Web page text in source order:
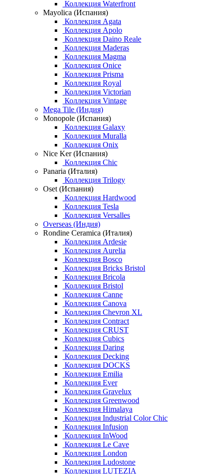
Коллекция Waterfront
Mayolica (Испания)
Коллекция Agata
Коллекция Apolo
Коллекция Daino Reale
Коллекция Maderas
Коллекция Magma
Коллекция Onice
Коллекция Prisma
Коллекция Royal
Коллекция Victorian
Коллекция Vintage
Mega Tile (Индия)
Monopole (Испания)
Коллекция Galaxy
Коллекция Muralla
Коллекция Onix
Nice Ker (Испания)
Коллекция Chic
Panaria (Италия)
Коллекция Trilogy
Oset (Испания)
Коллекция Hardwood
Коллекция Tesla
Коллекция Versalles
Overseas (Индия)
Rondine Ceramica (Италия)
Коллекция Ardesie
Коллекция Aurelia
Коллекция Bosco
Коллекция Bricks Bristol
Коллекция Bricola
Коллекция Bristol
Коллекция Canne
Коллекция Canova
Коллекция Chevron XL
Коллекция Contract
Коллекция CRUST
Коллекция Cubics
Коллекция Daring
Коллекция Decking
Коллекция DOCKS
Коллекция Emilia
Коллекция Ever
Коллекция Gravelux
Коллекция Greenwood
Коллекция Himalaya
Коллекция Industrial Color Chic
Коллекция Infusion
Коллекция InWood
Коллекция Le Cave
Коллекция London
Коллекция Ludostone
Коллекция LUTEZIA